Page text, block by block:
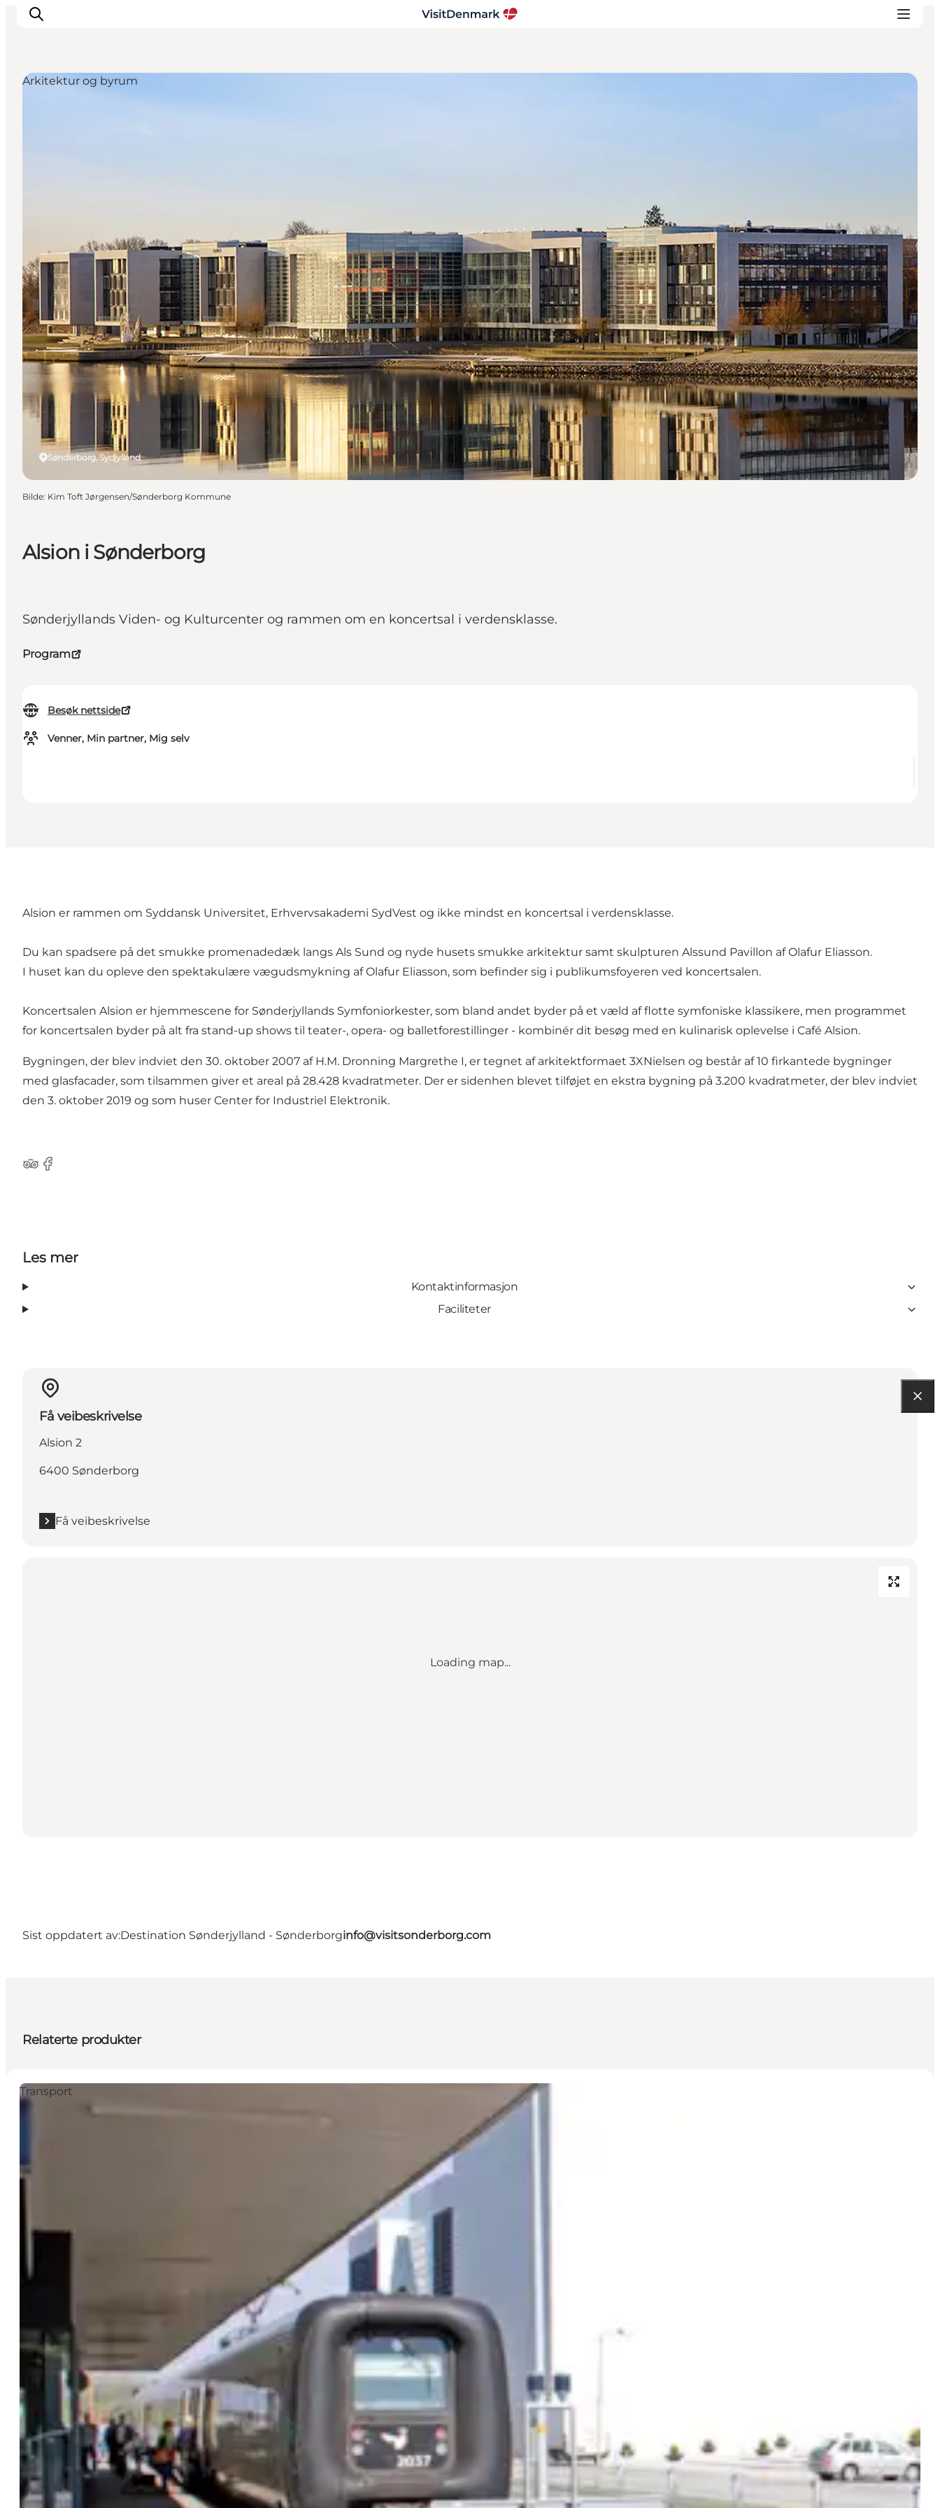
Alsion i Sønderborg
Sønderjyllands Viden- og Kulturcenter og rammen om en koncertsal i verdensklasse.
Program
Besøk nettside
Venner, Min partner, Mig selv
Sønderborg, Sydjylland
Arkitektur og byrum
Bilde: Kim Toft Jørgensen/Sønderborg Kommune
Alsion er rammen om Syddansk Universitet, Erhvervsakademi SydVest og ikke mindst en koncertsal i verdensklasse.
Du kan spadsere på det smukke promenadedæk langs Als Sund og nyde husets smukke arkitektur samt skulpturen Alssund Pavillon af Olafur Eliasson.
I huset kan du opleve den spektakulære vægudsmykning af Olafur Eliasson, som befinder sig i publikumsfoyeren ved koncertsalen.
Koncertsalen Alsion er hjemmescene for Sønderjyllands Symfoniorkester, som bland andet byder på et væld af flotte symfoniske klassikere, men programmet
for koncertsalen byder på alt fra stand-up shows til teater-, opera- og balletforestillinger - kombinér dit besøg med en kulinarisk oplevelse i Café Alsion.
Bygningen, der blev indviet den 30. oktober 2007 af H.M. Dronning Margrethe I, er tegnet af arkitektformaet 3XNielsen og består af 10 firkantede bygninger
med glasfacader, som tilsammen giver et areal på 28.428 kvadratmeter. Der er sidenhen blevet tilføjet en ekstra bygning på 3.200 kvadratmeter, der blev indviet
den 3. oktober 2019 og som huser Center for Industriel Elektronik.
Tripadvisor
Facebook
Les mer
Kontaktinformasjon
Faciliteter
Få veibeskrivelse
Alsion 2
6400 Sønderborg
Få veibeskrivelse
Loading map...
Sist oppdatert av:Destination Sønderjylland - Sønderborginfo@visitsonderborg.com
Relaterte produkter
Transport